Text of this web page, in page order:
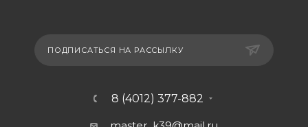
ПОДПИСАТЬСЯ НА РАССЫЛКУ
8 (4012) 377-882